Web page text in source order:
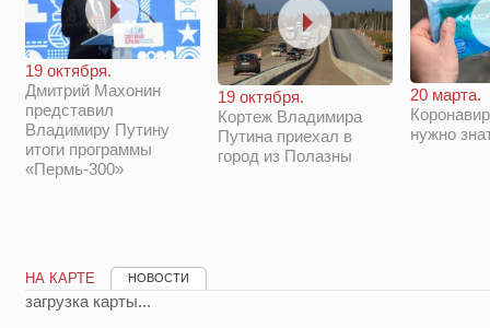
19 октября.
Дмитрий Махонин
представил
Владимиру Путину
итоги программы
«Пермь-300»
19 октября.
Кортеж Владимира
Путина приехал в
город из Полазны
20 марта.
нужно
НА КАРТЕ НОВОСТИ
загрузка карты...